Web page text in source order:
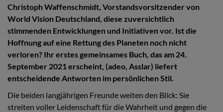
Christoph Waffenschmidt, Vorstandsvorsitzender von
World Vision Deutschland, diese zuversichtlich
stimmenden Entwicklungen und Initiativen vor. Ist die
Hoffnung auf eine Rettung des Planeten noch nicht
verloren? Ihr erstes gemeinsames Buch, das am 24.
September 2021 erscheint, (adeo, Asslar) liefert
entscheidende Antworten im persönlichen Stil.
Die beiden langjährigen Freunde weiten den Blick: Sie
streiten voller Leidenschaft für die Wahrheit und gegen die